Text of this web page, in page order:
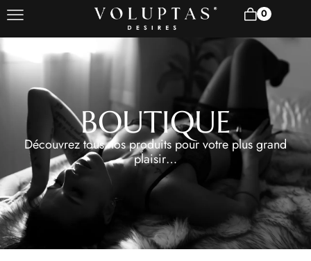
0
BOUTIQUE
Découvrez tous nos produits pour votre plus grand
plaisir…